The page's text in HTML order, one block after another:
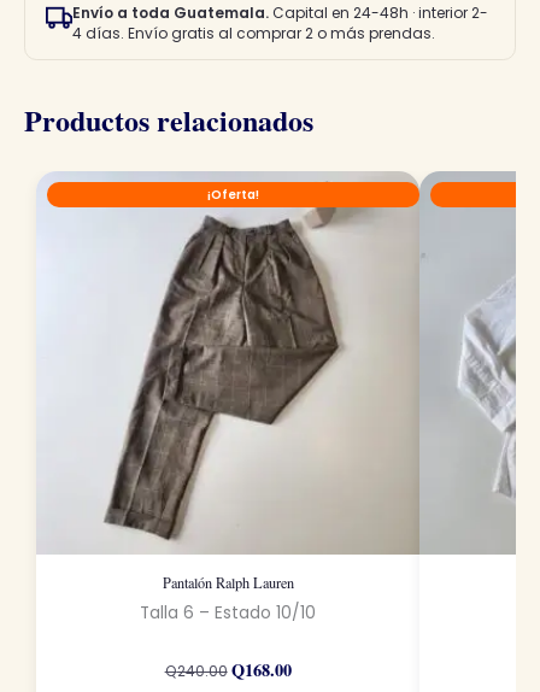
Envío a toda Guatemala.Capital en 24-48h · interior 2-
4 días. Envío gratis al comprar 2 o más prendas.
Productos relacionados
¡Oferta!
Pantalón Ralph Lauren
Talla 6 – Estado 10/10
Q240.00precio
Q168.00precio